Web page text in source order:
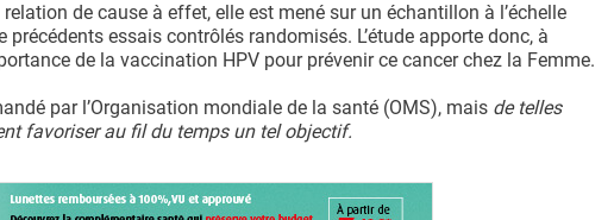
de cause à effet, elle est mené sur un échantillon à l’échelle
essais contrôlés randomisés. L’étude apporte donc, à
de la vaccination HPV pour prévenir ce cancer chez la Femme.
par l’Organisation mondiale de la santé (OMS), mais de telles
favoriser au fil du temps un tel objectif.